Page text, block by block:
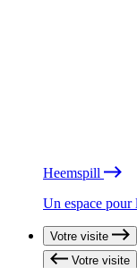
Heemspill
Un espace pour
Votre visite
Votre visite